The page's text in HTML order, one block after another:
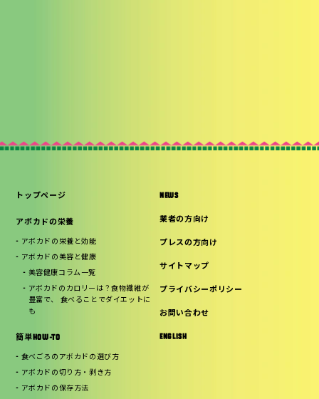
トップページ
アボカドの栄養
アボカドの栄養と効能
アボカドの美容と健康
美容健康コラム一覧
アボカドのカロリーは？食物繊維が
豊富で、 食べることでダイエットに
も
簡単HOW-TO
食べごろのアボカドの選び方
アボカドの切り方・剥き方
アボカドの保存方法
NEWS
業者の方向け
プレスの方向け
サイトマップ
プライバシーポリシー
お問い合わせ
ENGLISH